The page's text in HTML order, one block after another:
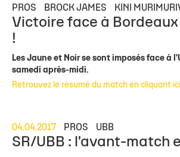
PROS
BROCK JAMES KINI
Victoire face à
!
Les Jaune et Noir se sont imposés face à
samedi après-midi.
Retrouvez le résumé du match en cliquant
04.04.2017 PROS UBB
SR/UBB : l'avant-match